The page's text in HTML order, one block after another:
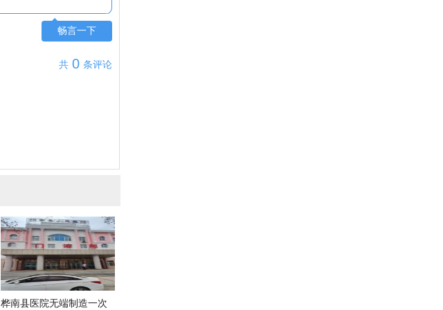
畅言一下
共 0 条评论
桦南县医院无端制造一次